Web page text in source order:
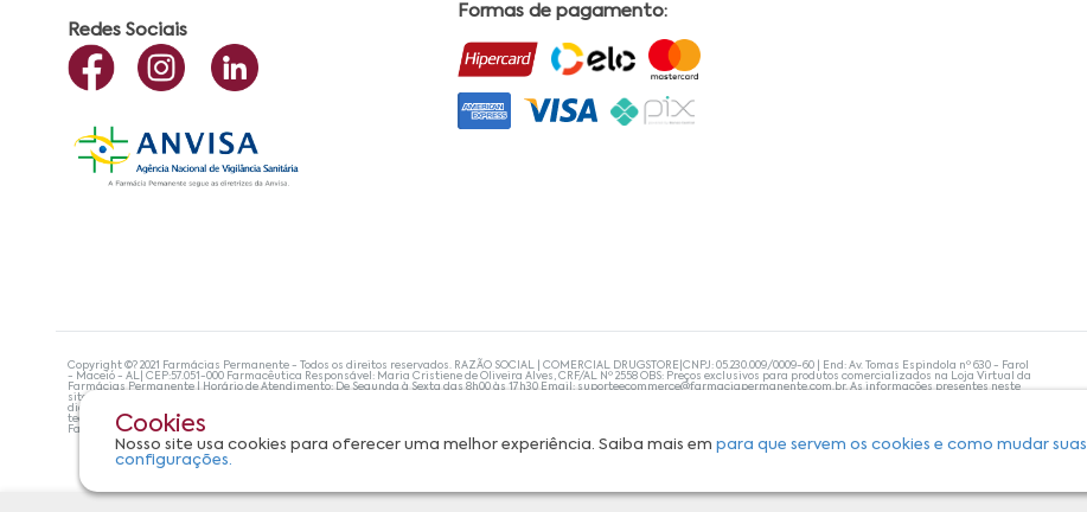
Cookies
Nosso site usa cookies para oferecer uma melhor experiência. Saiba mais empara que servem os cookies e como mudar suas
configurações.
Redes Sociais
Formas de pagamento:
Copyright ©? 2021 Farmácias Permanente - Todos os direitos reservados. RAZÃO SOCIAL | COMERCIAL DRUGSTORE|CNPJ: 05.230.009/0009-60 | End: Av. Tomas Espindola nº 630 - Farol
- Maceió - AL| CEP:57.051-000 Farmacêutica Responsável: Maria Cristiene de Oliveira Alves, CRF/AL Nº 2558 OBS: Preços exclusivos para produtos comercializados na Loja Virtual da
Farmácias Permanente | Horário de Atendimento: De Segunda à Sexta das 8h00 às 17h30 Email: suporteecommerce@farmaciapermanente.com.br. As informações presentes neste
site não devem ser utilizadas para automedicação e, de forma alguma, substituem as orientações de um profissional da área médica. Apenas o médico está capacitado para
diagnosticar problemas de saúde e prescrever o tratamento adequado. Se os sintomas persistirem, um médico deve ser consultado. A Farmácia Permanente trabalha com as
tecnologias mais avançadas de proteção de dados, para que você possa realizar suas compras com tranquilidade. A privacidade e a segurança dos clientes são compromissos da
Farmácias Permanente. Todos os pedidos efetuados estão sujeitos à confirmação da disponibilidade de produto em nosso estoque.